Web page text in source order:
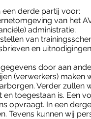
derde partij voor:
van het
administratie;
van
en
door aan
(verwerkers)
Verder zullen
toegestaan is. Een
opvraagt. In een
Tevens kunnen wij